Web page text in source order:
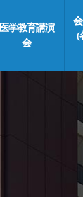
医学教育講演
会
(